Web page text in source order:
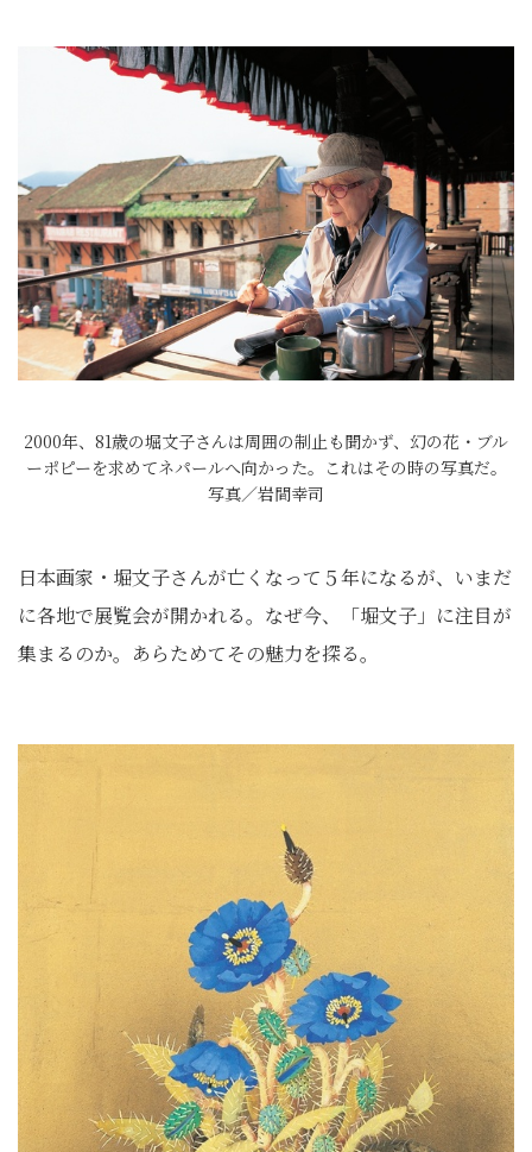
2000年、81歳の堀文子さんは周囲の制止も聞かず、幻の花・ブル
ーポピーを求めてネパールへ向かった。これはその時の写真だ。
写真／岩間幸司
日本画家・堀文子さんが亡くなって５年になるが、いまだ
に各地で展覧会が開かれる。なぜ今、「堀文子」に注目が
集まるのか。あらためてその魅力を探る。